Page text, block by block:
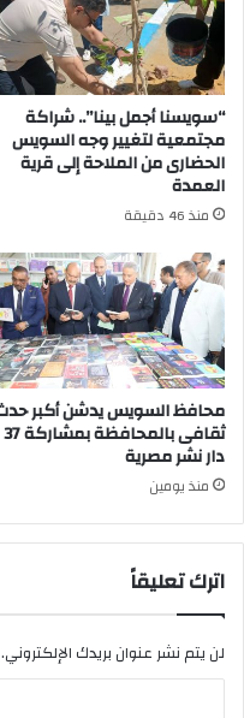
“سويسنا أجمل بينا”.. شراكة
مجتمعية لتغيير وجه السويس
الحضارى من الملاحة إلى قرية
العمدة
منذ 46 دقيقة
محافظ السويس يدشن أكبر
ثقافى بالمحافظة بمشاركة 37
دار نشر مصرية
منذ يومين
اترك تعليقاً
لن يتم نشر عنوان بريدك الإلكتروني.